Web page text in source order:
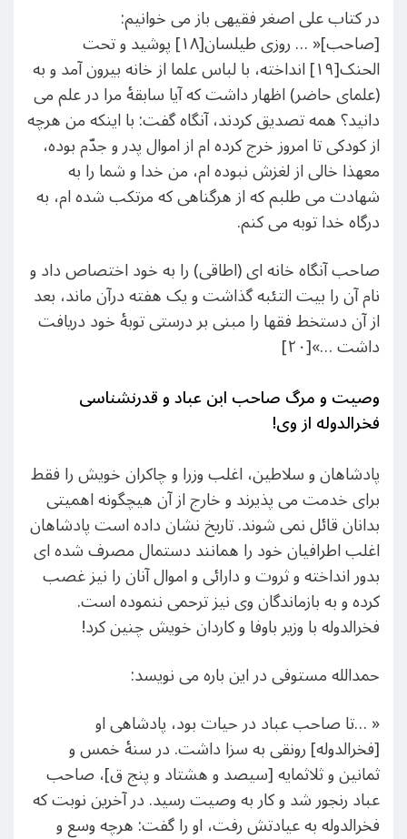
در کتاب علی اصغر فقیهی باز می خوانیم:
[صاحب]« … روزی طیلسان[۱۸] پوشید و تحت
الحنک[۱۹] انداخته، با لباس علما از خانه بیرون آمد و به
(علمای حاضر) اظهار داشت که آیا سابقۀ مرا در علم می
دانید؟ همه تصدیق کردند، آنگاه گفت: با اینکه من هرچه
از کودکی تا امروز خرج کرده ام از اموال پدر و جدّم بوده،
معهذا خالی از لغزش نبوده ام، من خدا و شما را به
شهادت می طلبم که از هرگناهی که مرتکب شده ام، به
درگاه خدا توبه می کنم.
صاحب آنگاه خانه ای (اطاقی) را به خود اختصاص داد و
نام آن را بیت التئبه گذاشت و یک هفته درآن ماند، بعد
از آن دستخط فقها را مبنی بر درستی توبۀ خود دریافت
داشت …»[۲۰]
وصیت و مرگ صاحب ابن عباد و قدرنشناسی
فخرالدوله از وی!
پادشاهان و سلاطین، اغلب وزرا و چاکران خویش را فقط
برای خدمت می پذیرند و خارج از آن هیچگونه اهمیتی
بدانان قائل نمی شوند. تاریخ نشان داده است پادشاهان
اغلب اطرافیان خود را همانند دستمال مصرف شده ای
بدور انداخته و ثروت و دارائی و اموال آنان را نیز غصب
کرده و به بازماندگان وی نیز ترحمی ننموده است.
فخرالدوله با وزیر باوفا و کاردان خویش چنین کرد!
حمدالله مستوفی در این باره می نویسد:
« …تا صاحب عباد در حیات بود، پادشاهی او
[فخرالدوله] رونقی به سزا داشت. در سنۀ خمس و
ثمانین و ثلاثمایه [سیصد و هشتاد و پنج ق]، صاحب
عباد رنجور شد و کار به وصیت رسید. در آخرین نوبت که
فخرالدوله به عیادتش رفت، او را گفت: هرچه وسع و